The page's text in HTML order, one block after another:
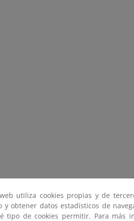
utiliza cookies propias y de
obtener datos estadísticos de
tipo de cookies permitir. Para más